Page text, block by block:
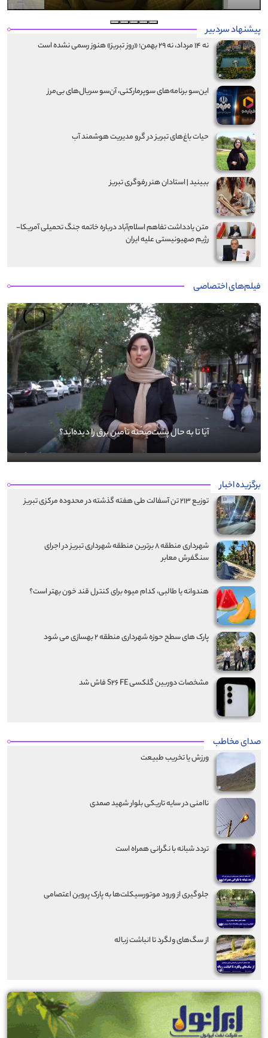
پیشنهاد سردبیر
نه ۱۴ مرداد، نه ۲۹ بهمن؛ «روز تبریز» هنوز رسمی نشده است
این‌سو برنامه‌های سوپرمارکتی، آن‌سو سریال‌های بی‌مرز
حیات باغ‌های تبریز در گرو مدیریت هوشمند آب
ببینید | استادان هنر رفوگری تبریز
متن یادداشت تفاهم اسلام‌آباد درباره خاتمه جنگ تحمیلی آمریکا-
رژیم صهیونیستی علیه ایران
فیلم‌های اختصاصی
آیا تا به حال پشت‌صحنه تأمین برق را دیده‌اید؟
‹
›
برگزیده اخبار
توزیع ۲۱۳ تن آسفالت طی هفته گذشته در محدوده مرکزی تبریز
شهرداری منطقه ۸ برترین منطقه شهرداری تبریز در اجرای
سنگفرش معابر
هندوانه یا طالبی، کدام‌ میوه برای کنترل قند خون بهتر است؟
پارک های سطح حوزه شهرداری منطقه ۲ بهسازی می شود
مشخصات دوربین گلکسی S۲۶ FE فاش شد
صدای مخاطب
ورزش یا تخریب طبیعت
ناامنی در سایه تاریکی بلوار شهید صمدی
تردد شبانه با نگرانی همراه است
جلوگیری از ورود موتورسیکلت‌ها به پارک پروین اعتصامی
از سگ‌های ولگرد تا انباشت زباله